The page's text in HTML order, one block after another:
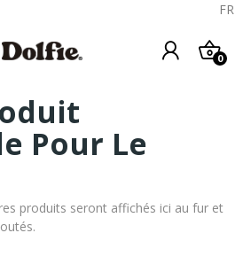
FR
0
Pour Le
produits seront affichés ici au fur et